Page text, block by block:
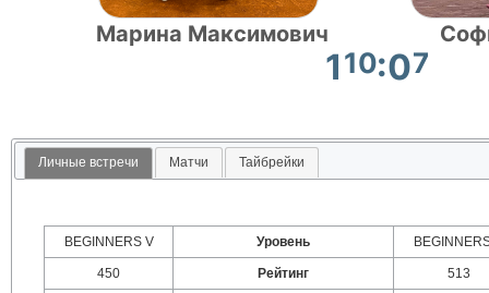
Марина Максимович
110:07
Личные встречи Матчи Тайбрейки
BEGINNERS V Уровень
450 Рейтинг 513